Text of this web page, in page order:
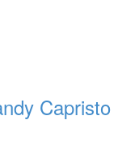
Capristo